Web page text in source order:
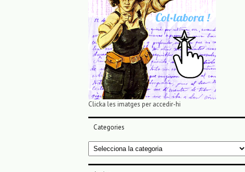
Clicka les imatges per accedir-hi
Categories
Categories